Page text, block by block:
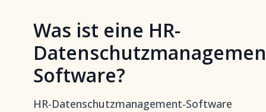
Was ist eine HR-
Software?
HR-Datenschutzmanagement-Software